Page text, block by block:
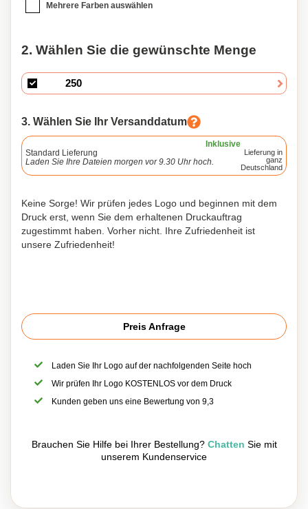
Mehrere Farben auswählen
2. Wählen Sie die gewünschte Menge
3. Wählen Sie Ihr Versanddatum
Inklusive
Standard Lieferung
Laden Sie Ihre Dateien morgen vor 9.30 Uhr hoch.
Lieferung in
ganz
Deutschland
Keine Sorge! Wir prüfen jedes Logo und beginnen mit dem
Druck erst, wenn Sie dem erhaltenen Druckauftrag
zugestimmt haben. Vorher nicht. Ihre Zufriedenheit ist
unsere Zufriedenheit!
Preis Anfrage
Laden Sie Ihr Logo auf der nachfolgenden Seite hoch
Wir prüfen Ihr Logo KOSTENLOS vor dem Druck
Kunden geben uns eine Bewertung von 9,3
Brauchen Sie Hilfe bei Ihrer Bestellung? Chatten Sie mit
unserem Kundenservice